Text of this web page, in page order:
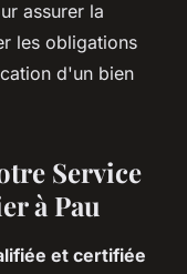
assurer la
les obligations
d'un bien
Service
à Pau
et certifiée